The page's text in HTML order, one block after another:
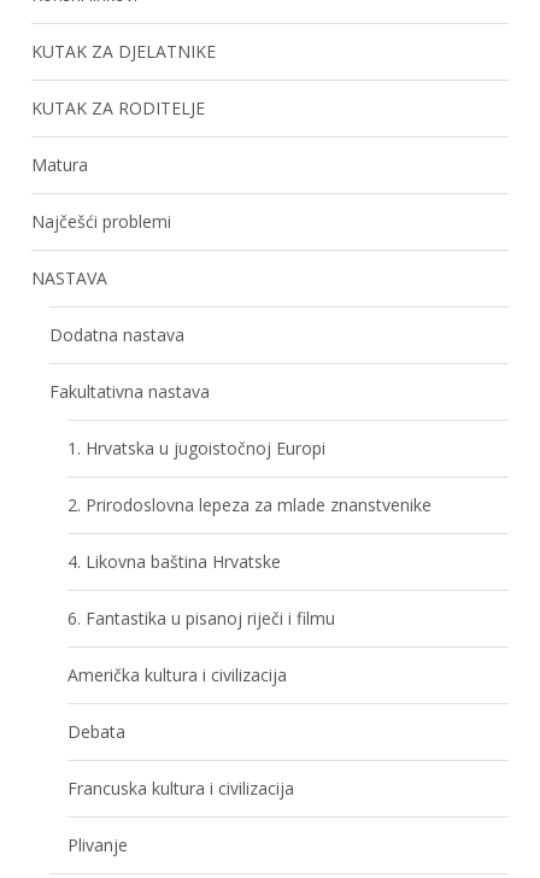
KUTAK ZA DJELATNIKE
KUTAK ZA RODITELJE
Matura
Najčešći problemi
NASTAVA
Dodatna nastava
Fakultativna nastava
1. Hrvatska u jugoistočnoj Europi
2. Prirodoslovna lepeza za mlade znanstvenike
4. Likovna baština Hrvatske
6. Fantastika u pisanoj riječi i filmu
Američka kultura i civilizacija
Debata
Francuska kultura i civilizacija
Plivanje